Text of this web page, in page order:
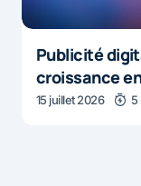
Publicité
croissance
15 juillet 2026 5